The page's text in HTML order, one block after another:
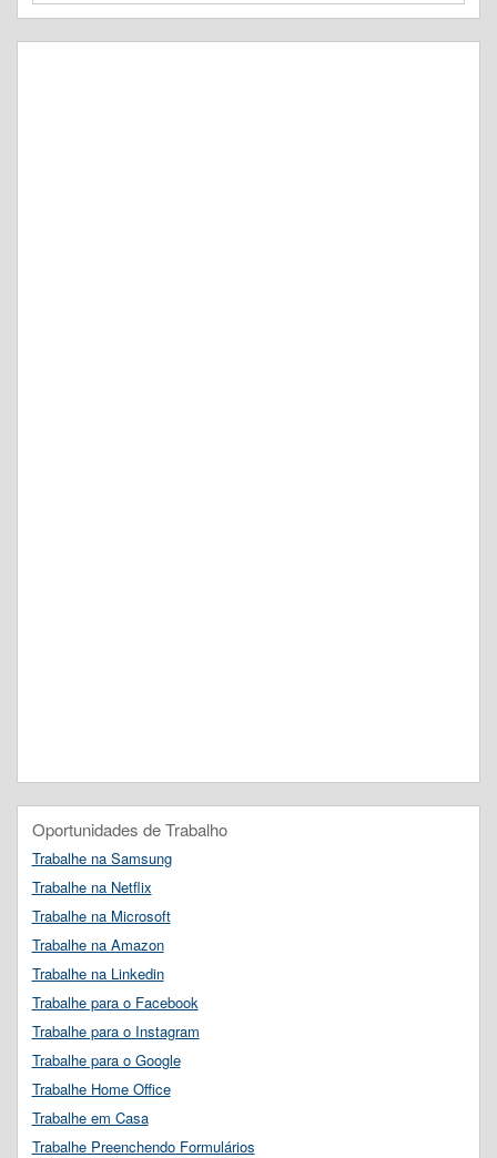
Oportunidades de Trabalho
Trabalhe na Samsung
Trabalhe na Netflix
Trabalhe na Microsoft
Trabalhe na Amazon
Trabalhe na Linkedin
Trabalhe para o Facebook
Trabalhe para o Instagram
Trabalhe para o Google
Trabalhe Home Office
Trabalhe em Casa
Trabalhe Preenchendo Formulários